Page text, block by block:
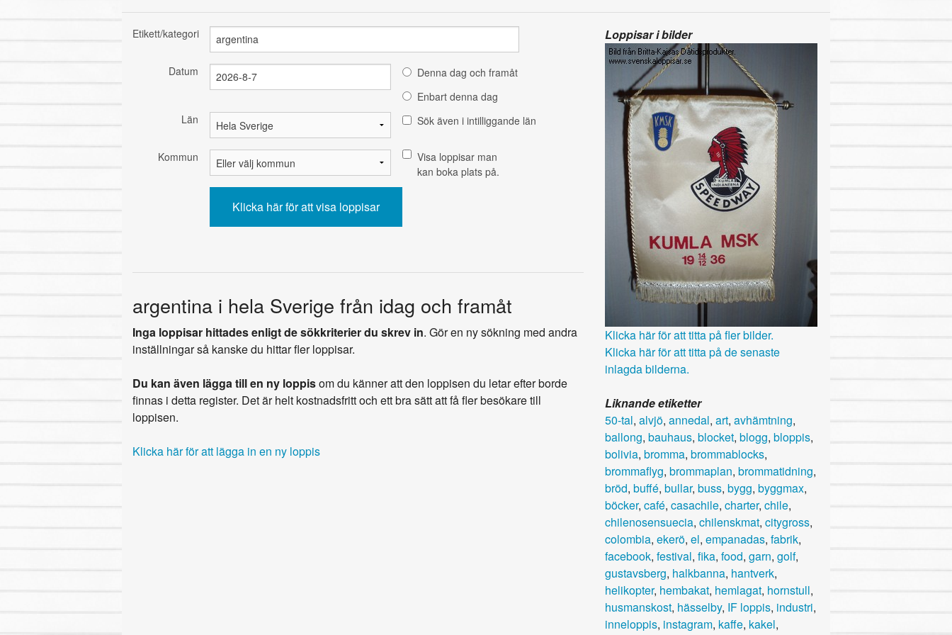
Etikett/kategori
Datum
Denna dag och framåt
Enbart denna dag
Län
Sök även i intilliggande län
Kommun
Visa loppisar man
kan boka plats på.
argentina i hela Sverige från idag och framåt
Inga loppisar hittades enligt de sökkriterier du skrev in. Gör en ny sökning med andra
inställningar så kanske du hittar fler loppisar.
Du kan även lägga till en ny loppisom du känner att den loppisen du letar efter borde
finnas i detta register. Det är helt kostnadsfritt och ett bra sätt att få fler besökare till
loppisen.
Klicka här för att lägga in en ny loppis
Loppisar i bilder
Klicka här för att titta på fler bilder.
Klicka här för att titta på de senaste
inlagda bilderna.
Liknande etiketter
50-tal, alvjö, annedal, art, avhämtning,
ballong, bauhaus, blocket, blogg, bloppis,
bolivia, bromma, brommablocks,
brommaflyg, brommaplan, brommatidning,
bröd, buffé, bullar, buss, bygg, byggmax,
böcker, café, casachile, charter, chile,
chilenosensuecia, chilenskmat, citygross,
colombia, ekerö, el, empanadas, fabrik,
facebook, festival, fika, food, garn, golf,
gustavsberg, halkbanna, hantverk,
helikopter, hembakat, hemlagat, hornstull,
husmanskost, hässelby, IF loppis, industri,
inneloppis, instagram, kaffe, kakel,